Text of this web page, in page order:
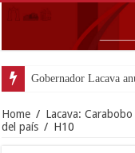
Gobernador Lacava
Home / Lacava:
del país / H10